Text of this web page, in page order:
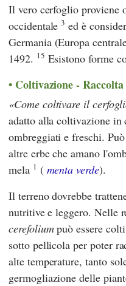
Il vero cerfoglio proviene
occidentale3 ed è
Germania (Europa
1492. 15 Esistono forme
Coltivazione - Raccolta
Come coltivare il
adatto alla coltivazione
ombreggiati e freschi.
altre erbe che amano
mela 1 ( menta verde).
Il terreno dovrebbe
nutritive e leggero. Nelle
cerefoliumpuò essere
sotto pellicola per poter
alte temperature, tanto
germogliazione delle